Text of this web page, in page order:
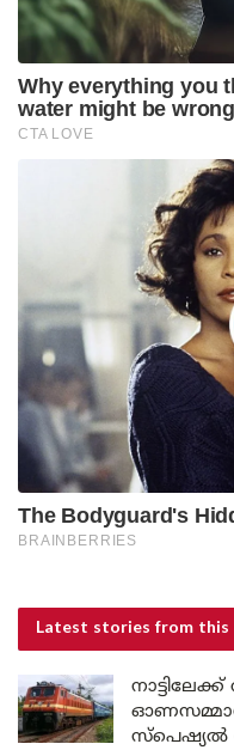
Latest stories from this
സ്പെഷ്യൽ